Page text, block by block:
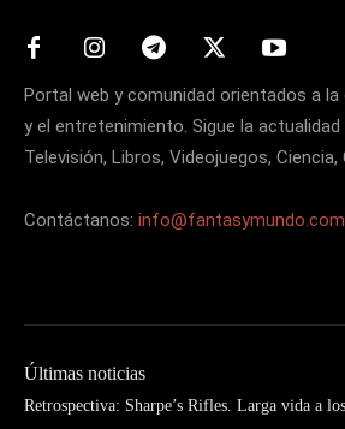
Portal web y comunidad orientados a
y el entretenimiento. Sigue la actualidad
Televisión, Libros, Videojuegos, Ciencia,
Contáctanos: info@fantasymundo.com
Últimas noticias
Retrospectiva: Sharpe’s Rifles. Larga vida a